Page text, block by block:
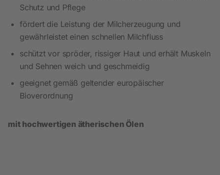
Schutz und Pflege
fördert die Leistung der Milcherzeugung und
gewährleistet einen schnellen Milchfluss
schützt vor spröder, rissiger Haut und erhält Muskeln
und Sehnen weich und geschmeidig
geeignet gemäß geltender europäischer
Bioverordnung
mit hochwertigen ätherischen Ölen